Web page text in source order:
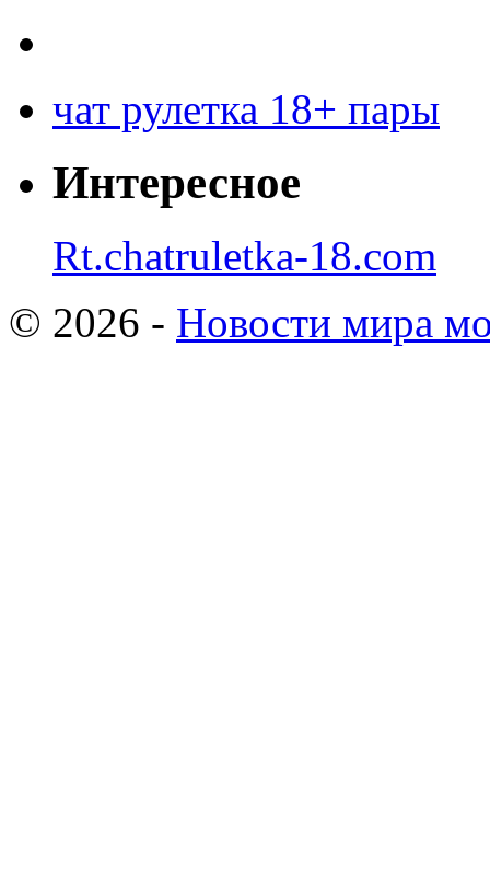
чат рулетка 18+ пары
Интересное
Rt.chatruletka-18.com
© 2026 - Новости мира